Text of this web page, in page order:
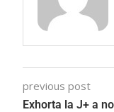
previous post
Exhorta la J+ a